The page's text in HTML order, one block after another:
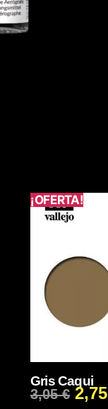
¡OFERTA!
Gris Caqui
3,05€ 2,75